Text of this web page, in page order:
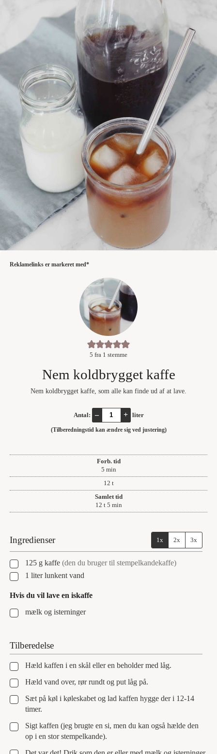
Reklamelinks er markeret med*
5 fra 1 stemme
Nem koldbrygget kaffe
Nem koldbrygget kaffe, som alle kan finde ud af at lave.
Antal: – + liter
(Tilberedningstid kan ændre sig ved justering)
Forb. tid
5minutter
min
12timer
t
Samlet tid
12timer
t 5minutter
min
Ingredienser 1x 2x 3x
▢125 g kaffe (den du bruger til stempelkandekaffe)
▢1 liter lunkent vand
Hvis du vil lave en iskaffe
▢
mælk og isterninger
Tilberedelse
▢
Hæld kaffen i en skål eller en beholder med låg.
▢
Hæld vand over, rør rundt og put låg på.
▢
Sæt på køl i køleskabet og lad kaffen hygge der i 12-14
timer.
▢
Sigt kaffen (jeg brugte en si, men du kan også hælde den
op i en stor stempelkande).